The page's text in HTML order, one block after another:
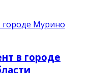
в городе